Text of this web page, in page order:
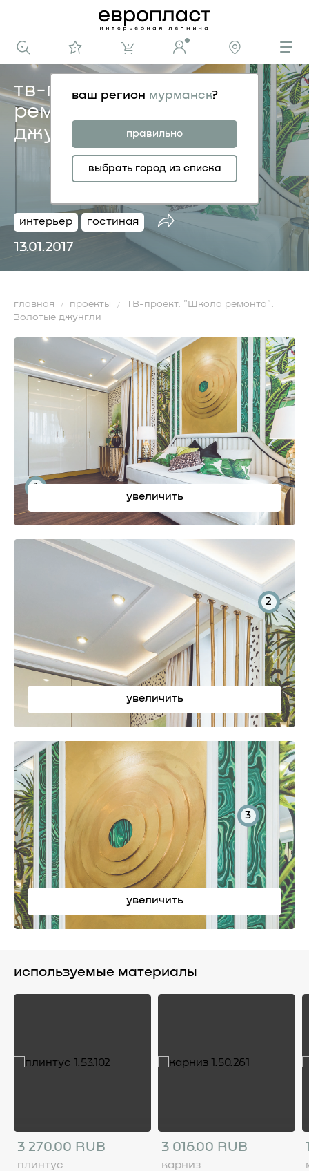
ваш регион мурманск?
правильно
выбрать город из списка
тв-проект. «школа
ремонта». золотые
джунгли
интерьер гостиная
13.01.2017
главная проекты
ТВ-проект. "Школа ремонта".
Золотые джунгли
1
увеличить
2
увеличить
3
увеличить
используемые материалы
3 270.00 RUB
плинтус
3 016.00 RUB
карниз